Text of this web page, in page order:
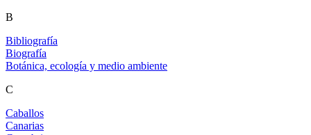
B
Bibliografía
Biografía
Botánica, ecología y medio ambiente
C
Caballos
Canarias